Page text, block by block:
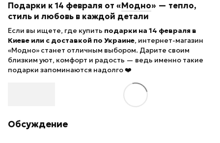
Подарки к 14 февраля от «Модно» — тепло,
стиль и любовь в каждой детали
Если вы ищете, где купить подарки на 14 февраля в
Киеве или с доставкой по Украине, интернет-магазин
«Модно» станет отличным выбором. Дарите своим
близким уют, комфорт и радость — ведь именно такие
подарки запоминаются надолго ❤️
Обсуждение